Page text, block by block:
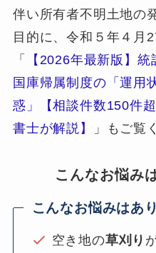
伴い所有者不明土地の
目的に、令和５年４月
「
【2026年最新版】
国庫帰属制度の「運用
惑」【相談件数150件
書士が解説】
」もご覧
こんなお悩み
こんなお悩みはあ
空き地の草刈り